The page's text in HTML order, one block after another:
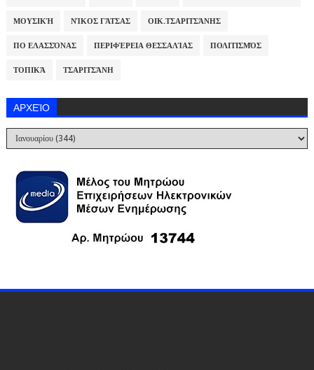
ΜΟΥΣΙΚΉ ΝΊΚΟΣ ΓΆΤΣΑΣ ΟΙΚ.ΤΣΑΡΙΤΣΆΝΗΣ
ΠΟ ΕΛΑΣΣΌΝΑΣ ΠΕΡΙΦΈΡΕΙΑ ΘΕΣΣΑΛΊΑΣ ΠΟΛΙΤΙΣΜΌΣ
ΤΟΠΙΚΆ ΤΣΑΡΙΤΣΆΝΗ
ΑΡΧΕΊΟ